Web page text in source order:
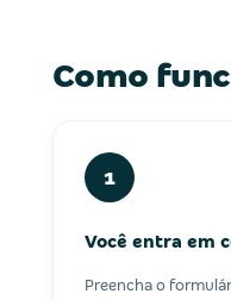
Como
1
Você entra em
Preencha o